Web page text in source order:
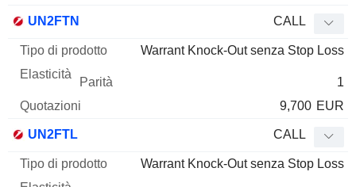
UN2FTN CALL
Warrant Knock-Out senza Stop Loss
1
9,700 EUR
UN2FTL CALL
Warrant Knock-Out senza Stop Loss